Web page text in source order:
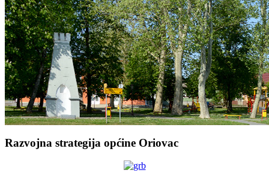
Razvojna strategija općine Oriovac